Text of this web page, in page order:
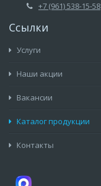
+7 (961) 538-15-58
Ссылки
Услуги
Наши акции
Вакансии
Каталог продукции
Контакты